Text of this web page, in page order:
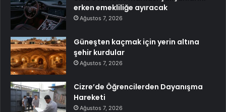
erken emekliliğe ayıracak
Ağustos 7, 2026
Güneşten kaçmak için yerin altına
şehir kurdular
Ağustos 7, 2026
Cizre’de Öğrencilerden Dayanışma
Hareketi
Ağustos 7, 2026